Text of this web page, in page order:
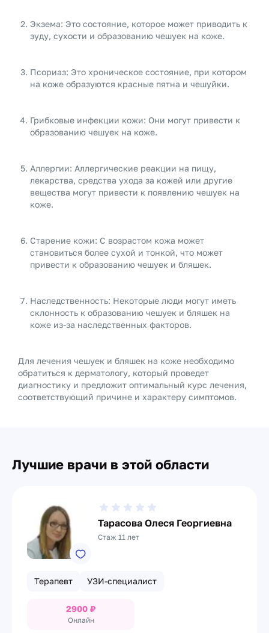
Экзема: Это состояние, которое может приводить к
зуду, сухости и образованию чешуек на коже.
Псориаз: Это хроническое состояние, при котором
на коже образуются красные пятна и чешуйки.
Грибковые инфекции кожи: Они могут привести к
образованию чешуек на коже.
Аллергии: Аллергические реакции на пищу,
лекарства, средства ухода за кожей или другие
вещества могут привести к появлению чешуек на
коже.
Старение кожи: С возрастом кожа может
становиться более сухой и тонкой, что может
привести к образованию чешуек и бляшек.
Наследственность: Некоторые люди могут иметь
склонность к образованию чешуек и бляшек на
коже из-за наследственных факторов.
Для лечения чешуек и бляшек на коже необходимо
обратиться к дерматологу, который проведет
диагностику и предложит оптимальный курс лечения,
соответствующий причине и характеру симптомов.
Лучшие врачи в этой области
Тарасова Олеся Георгиевна
Стаж 11 лет
Терапевт УЗИ-специалист
2900 ₽
Онлайн